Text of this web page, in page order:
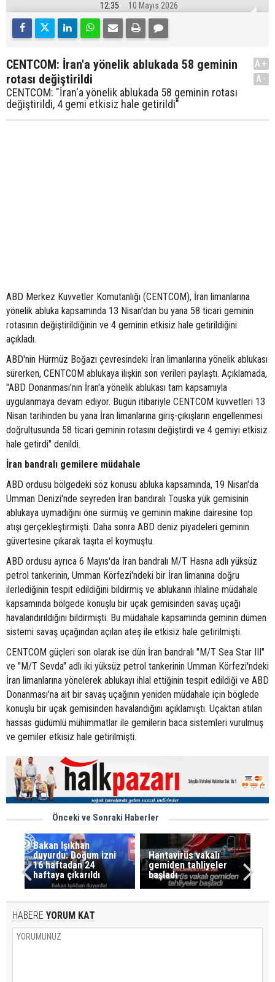
12:35 10 Mayıs 2026
CENTCOM: İran'a yönelik ablukada 58 geminin
rotası değiştirildi
CENTCOM: "İran'a yönelik ablukada 58 geminin rotası
değiştirildi, 4 gemi etkisiz hale getirildi"
A+
A-
ABD Merkez Kuvvetler Komutanlığı (CENTCOM), İran limanlarına
yönelik abluka kapsamında 13 Nisan'dan bu yana 58 ticari geminin
rotasının değiştirildiğinin ve 4 geminin etkisiz hale getirildiğini
açıkladı.
ABD'nin Hürmüz Boğazı çevresindeki İran limanlarına yönelik ablukası
sürerken, CENTCOM ablukaya ilişkin son verileri paylaştı. Açıklamada,
"ABD Donanması'nın İran'a yönelik ablukası tam kapsamıyla
uygulanmaya devam ediyor. Bugün itibariyle CENTCOM kuvvetleri 13
Nisan tarihinden bu yana İran limanlarına giriş-çıkışların engellenmesi
doğrultusunda 58 ticari geminin rotasını değiştirdi ve 4 gemiyi etkisiz
hale getirdi" denildi.
İran bandralı gemilere müdahale
ABD ordusu bölgedeki söz konusu abluka kapsamında, 19 Nisan'da
Umman Denizi'nde seyreden İran bandıralı Touska yük gemisinin
ablukaya uymadığını öne sürmüş ve geminin makine dairesine top
atışı gerçekleştirmişti. Daha sonra ABD deniz piyadeleri geminin
güvertesine çıkarak taşıta el koymuştu.
ABD ordusu ayrıca 6 Mayıs'da İran bandralı M/T Hasna adlı yüksüz
petrol tankerinin, Umman Körfezi'ndeki bir İran limanına doğru
ilerlediğinin tespit edildiğini bildirmiş ve ablukanın ihlaline müdahale
kapsamında bölgede konuşlu bir uçak gemisinden savaş uçağı
havalandırıldığını bildirmişti. Bu müdahale kapsamında geminin dümen
sistemi savaş uçağından açılan ateş ile etkisiz hale getirilmişti.
CENTCOM güçleri son olarak ise dün İran bandralı "M/T Sea Star III"
ve "M/T Sevda" adlı iki yüksüz petrol tankerinin Umman Körfezi'ndeki
İran limanlarına yönelerek ablukayı ihlal ettiğinin tespit edildiği ve ABD
Donanması'na ait bir savaş uçağının yeniden müdahale için böglede
konuşlu bir uçak gemisinden havalandığını açıklamıştı. Uçaktan atılan
hassas güdümlü mühimmatlar ile gemilerin baca sistemleri vurulmuş
ve gemiler etkisiz hale getirilmişti.
Önceki ve Sonraki Haberler
Bakan Işıkhan
duyurdu: Doğum izni
16 haftadan 24
haftaya çıkarıldı
Hantavirüs vakalı
gemiden tahliyeler
başladı
HABERE YORUM KAT